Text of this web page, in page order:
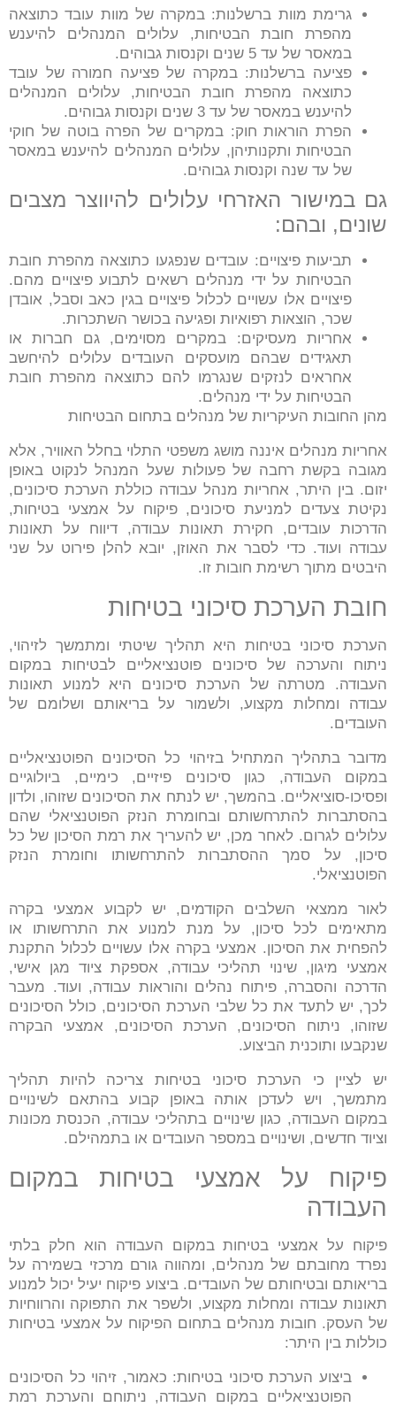
גרימת מוות ברשלנות: במקרה של מוות עובד כתוצאה
מהפרת חובת הבטיחות, עלולים המנהלים להיענש
במאסר של עד 5 שנים וקנסות גבוהים.
פציעה ברשלנות: במקרה של פציעה חמורה של עובד
כתוצאה מהפרת חובת הבטיחות, עלולים המנהלים
להיענש במאסר של עד 3 שנים וקנסות גבוהים.
הפרת הוראות חוק: במקרים של הפרה בוטה של חוקי
הבטיחות ותקנותיהן, עלולים המנהלים להיענש במאסר
של עד שנה וקנסות גבוהים.
גם במישור האזרחי עלולים להיווצר מצבים
שונים, ובהם:
תביעות פיצויים: עובדים שנפגעו כתוצאה מהפרת חובת
הבטיחות על ידי מנהלים רשאים לתבוע פיצויים מהם.
פיצויים אלו עשויים לכלול פיצויים בגין כאב וסבל, אובדן
שכר, הוצאות רפואיות ופגיעה בכושר השתכרות.
אחריות מעסיקים: במקרים מסוימים, גם חברות או
תאגידים שבהם מועסקים העובדים עלולים להיחשב
אחראים לנזקים שנגרמו להם כתוצאה מהפרת חובת
הבטיחות על ידי מנהלים.
מהן החובות העיקריות של מנהלים בתחום הבטיחות
אחריות מנהלים איננה מושג משפטי התלוי בחלל האוויר, אלא
מגובה בקשת רחבה של פעולות שעל המנהל לנקוט באופן
יזום. בין היתר, אחריות מנהל עבודה כוללת הערכת סיכונים,
נקיטת צעדים למניעת סיכונים, פיקוח על אמצעי בטיחות,
הדרכות עובדים, חקירת תאונות עבודה, דיווח על תאונות
עבודה ועוד. כדי לסבר את האוזן, יובא להלן פירוט על שני
היבטים מתוך רשימת חובות זו.
חובת הערכת סיכוני בטיחות
הערכת סיכוני בטיחות היא תהליך שיטתי ומתמשך לזיהוי,
ניתוח והערכה של סיכונים פוטנציאליים לבטיחות במקום
העבודה. מטרתה של הערכת סיכונים היא למנוע תאונות
עבודה ומחלות מקצוע, ולשמור על בריאותם ושלומם של
העובדים.
מדובר בתהליך המתחיל בזיהוי כל הסיכונים הפוטנציאליים
במקום העבודה, כגון סיכונים פיזיים, כימיים, ביולוגיים
ופסיכו-סוציאליים. בהמשך, יש לנתח את הסיכונים שזוהו, ולדון
בהסתברות להתרחשותם ובחומרת הנזק הפוטנציאלי שהם
עלולים לגרום. לאחר מכן, יש להעריך את רמת הסיכון של כל
סיכון, על סמך ההסתברות להתרחשותו וחומרת הנזק
הפוטנציאלי.
לאור ממצאי השלבים הקודמים, יש לקבוע אמצעי בקרה
מתאימים לכל סיכון, על מנת למנוע את התרחשותו או
להפחית את הסיכון. אמצעי בקרה אלו עשויים לכלול התקנת
אמצעי מיגון, שינוי תהליכי עבודה, אספקת ציוד מגן אישי,
הדרכה והסברה, פיתוח נהלים והוראות עבודה, ועוד. מעבר
לכך, יש לתעד את כל שלבי הערכת הסיכונים, כולל הסיכונים
שזוהו, ניתוח הסיכונים, הערכת הסיכונים, אמצעי הבקרה
שנקבעו ותוכנית הביצוע.
יש לציין כי הערכת סיכוני בטיחות צריכה להיות תהליך
מתמשך, ויש לעדכן אותה באופן קבוע בהתאם לשינויים
במקום העבודה, כגון שינויים בתהליכי עבודה, הכנסת מכונות
וציוד חדשים, ושינויים במספר העובדים או בתמהילם.
פיקוח על אמצעי בטיחות במקום
העבודה
פיקוח על אמצעי בטיחות במקום העבודה הוא חלק בלתי
נפרד מחובתם של מנהלים, ומהווה גורם מרכזי בשמירה על
בריאותם ובטיחותם של העובדים. ביצוע פיקוח יעיל יכול למנוע
תאונות עבודה ומחלות מקצוע, ולשפר את התפוקה והרווחיות
של העסק. חובות מנהלים בתחום הפיקוח על אמצעי בטיחות
כוללות בין היתר:
ביצוע הערכת סיכוני בטיחות: כאמור, זיהוי כל הסיכונים
הפוטנציאליים במקום העבודה, ניתוחם והערכת רמת